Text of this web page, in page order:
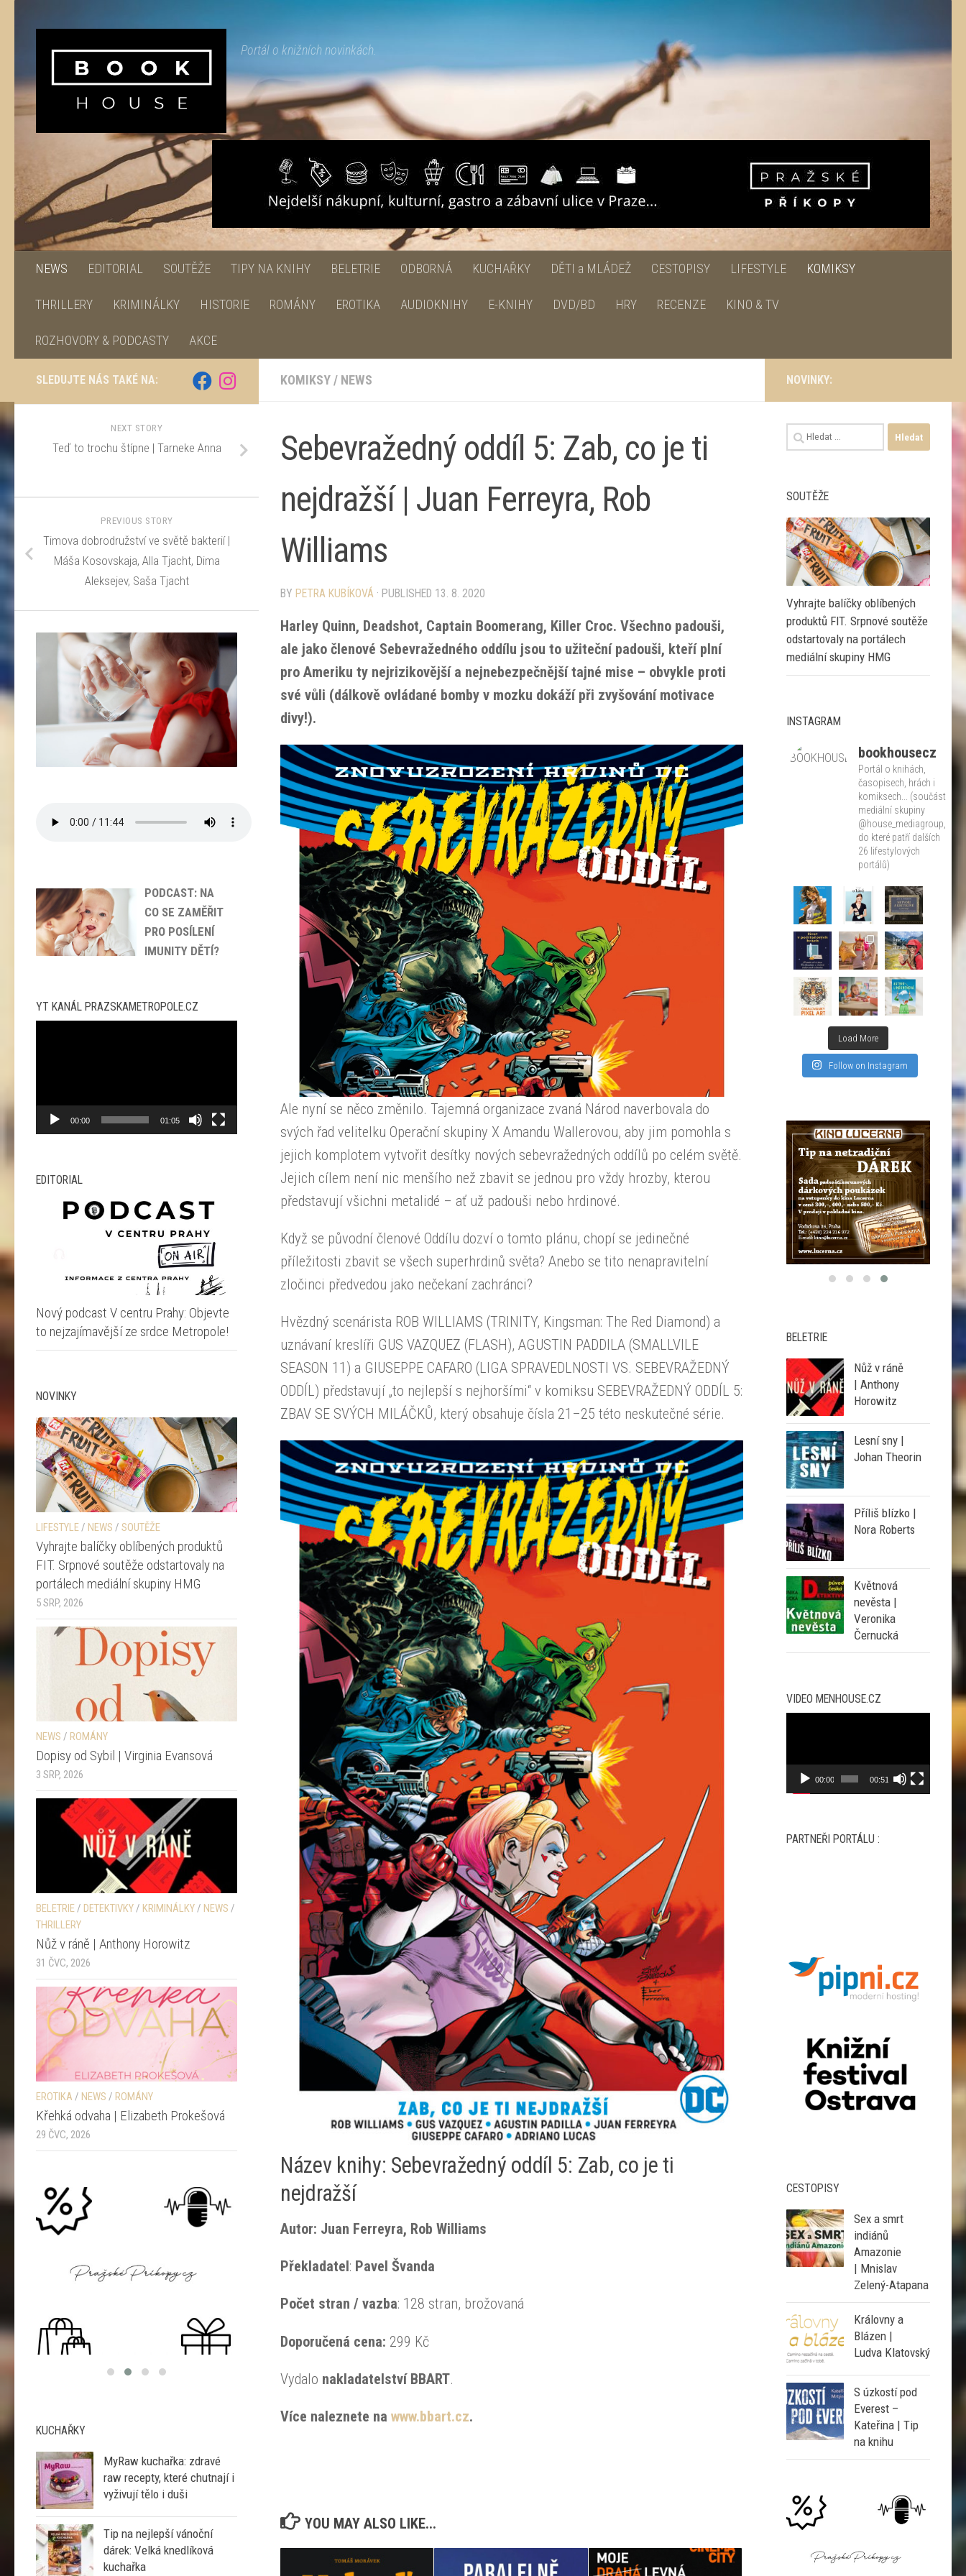
Portál o knižních novinkách.
NEWS EDITORIAL SOUTĚŽE TIPY NA KNIHY BELETRIE ODBORNÁ KUCHAŘKY DĚTI a MLÁDEŽ CESTOPISY LIFESTYLE KOMIKSY
THRILLERY KRIMINÁLKY HISTORIE ROMÁNY EROTIKA AUDIOKNIHY E-KNIHY DVD/BD HRY RECENZE KINO & TV
ROZHOVORY & PODCASTY AKCE
KOMIKSY/ NEWS
Sebevražedný oddíl 5: Zab, co je ti
nejdražší | Juan Ferreyra, Rob
Williams
BY PETRA KUBÍKOVÁ · PUBLISHED 13. 8. 2020
Harley Quinn, Deadshot, Captain Boomerang, Killer Croc. Všechno padouši,
ale jako členové Sebevražedného oddílu jsou to užiteční padouši, kteří plní
pro Ameriku ty nejrizikovější a nejnebezpečnější tajné mise – obvykle proti
své vůli (dálkově ovládané bomby v mozku dokáží při zvyšování motivace
divy!).
Ale nyní se něco změnilo. Tajemná organizace zvaná Národ naverbovala do
svých řad velitelku Operační skupiny X Amandu Wallerovou, aby jim pomohla s
jejich komplotem vytvořit desítky nových sebevražedných oddílů po celém světě.
Jejich cílem není nic menšího než zbavit se jednou pro vždy hrozby, kterou
představují všichni metalidé – ať už padouši nebo hrdinové.
Když se původní členové Oddílu dozví o tomto plánu, chopí se jedinečné
příležitosti zbavit se všech superhrdinů světa? Anebo se tito nenapravitelní
zločinci předvedou jako nečekaní zachránci?
Hvězdný scenárista ROB WILLIAMS (TRINITY, Kingsman: The Red Diamond) a
uznávaní kreslíři GUS VAZQUEZ (FLASH), AGUSTIN PADDILA (SMALLVILE
SEASON 11) a GIUSEPPE CAFARO (LIGA SPRAVEDLNOSTI VS. SEBEVRAŽEDNÝ
ODDÍL) představují „to nejlepší s nejhoršími“ v komiksu SEBEVRAŽEDNÝ ODDÍL 5:
ZBAV SE SVÝCH MILÁČKŮ, který obsahuje čísla 21–25 této neskutečné série.
Název knihy: Sebevražedný oddíl 5: Zab, co je ti
nejdražší
Autor: Juan Ferreyra, Rob Williams
Překladatel: Pavel Švanda
Počet stran / vazba: 128 stran, brožovaná
Doporučená cena: 299 Kč
Vydalo nakladatelství BBART.
Více naleznete na www.bbart.cz.
YOU MAY ALSO LIKE...
SLEDUJTE NÁS TAKÉ NA:
NEXT STORY
Teď to trochu štípne | Tarneke Anna
PREVIOUS STORY
Timova dobrodružství ve světě bakterií |
Máša Kosovskaja, Alla Tjacht, Dima
Aleksejev, Saša Tjacht
PODCAST: NA
CO SE ZAMĚŘIT
PRO POSÍLENÍ
IMUNITY DĚTÍ?
YT KANÁL PRAZSKAMETROPOLE.CZ
00:00 01:05
EDITORIAL
Nový podcast V centru Prahy: Objevte
to nejzajímavější ze srdce Metropole!
NOVINKY
LIFESTYLE/ NEWS / SOUTĚŽE
Vyhrajte balíčky oblíbených produktů
FIT. Srpnové soutěže odstartovaly na
portálech mediální skupiny HMG
5 SRP, 2026
NEWS / ROMÁNY
Dopisy od Sybil | Virginia Evansová
3 SRP, 2026
BELETRIE/ DETEKTIVKY/ KRIMINÁLKY/ NEWS /
THRILLERY
Nůž v ráně | Anthony Horowitz
31 ČVC, 2026
EROTIKA / NEWS / ROMÁNY
Křehká odvaha | Elizabeth Prokešová
29 ČVC, 2026
KUCHAŘKY
MyRaw kuchařka: zdravé
raw recepty, které chutnají i
vyživují tělo i duši
Tip na nejlepší vánoční
dárek: Velká knedlíková
kuchařka
NOVINKY:
Vyhledávání
SOUTĚŽE
Vyhrajte balíčky oblíbených
produktů FIT. Srpnové soutěže
odstartovaly na portálech
mediální skupiny HMG
INSTAGRAM
bookhousecz
Portál o knihách,
časopisech, hrách i
komiksech... (součást
mediální skupiny
@house_mediagroup,
do které patří dalších
26 lifestylových
portálů)
Load More
Follow on Instagram
BELETRIE
Nůž v ráně
| Anthony
Horowitz
Lesní sny |
Johan Theorin
Příliš blízko |
Nora Roberts
Květnová
nevěsta |
Veronika
Černucká
VIDEO MENHOUSE.CZ
00:00 00:51
PARTNEŘI PORTÁLU :
CESTOPISY
Sex a smrt
indiánů
Amazonie
| Mnislav
Zelený-Atapana
Královny a
Blázen |
Ludva Klatovský
S úzkostí pod
Everest –
Kateřina | Tip
na knihu